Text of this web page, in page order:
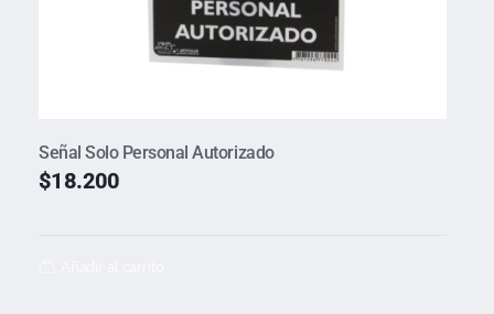
Señal Solo Personal Autorizado
$18.200